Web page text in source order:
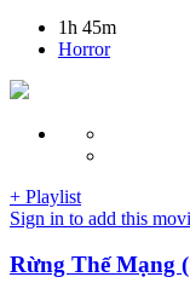
1h 45m
Horror
+ Playlist
Sign in to add this
Rừng Thế Mạng